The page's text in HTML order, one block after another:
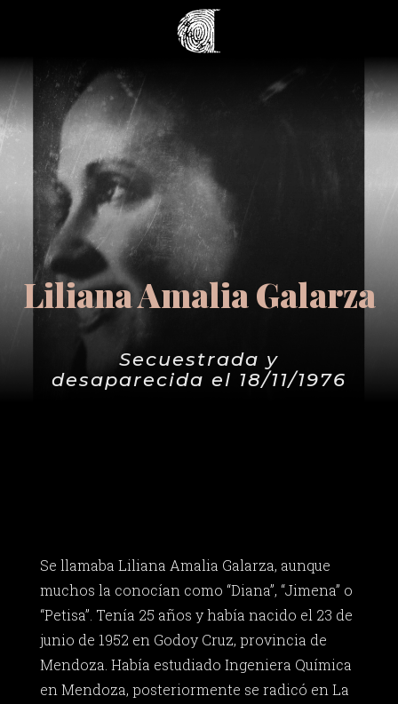
Liliana Amalia Galarza
Secuestrada y
desaparecida el 18/11/1976
Se llamaba Liliana Amalia Galarza, aunque
muchos la conocían como “Diana”, “Jimena” o
“Petisa”. Tenía 25 años y había nacido el 23 de
junio de 1952 en Godoy Cruz, provincia de
Mendoza. Había estudiado Ingeniera Química
en Mendoza, posteriormente se radicó en La